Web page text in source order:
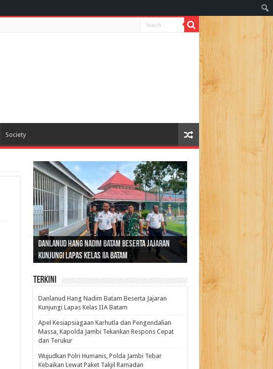
Society
Danlanud Hang Nadim Batam Beserta Jajaran
Kunjungi Lapas Kelas IIA Batam
Silaturahmi dan Reses Komite I DPD RI di Polda
Jambi Bahas Sinergitas Penanganan Narkotika
Gubernur Al Haris: Lomba Cerdas Cermat Sarana
Edukasi Pembentukan Karakter Generasi
Penerus
Gubernur Al Haris Dorong Koperasi Merah Putih
Cepat Beroperasi Agar Bisa Layani Masyarakat
Penuhi Kebutuhannya
Sosok Fenomenal yang Menggetarkan
Nusantara: Ratu Wangsa, Wanita Berkelas
dengan Pengaruh Internasional
Terkini
Danlanud Hang Nadim Batam Beserta Jajaran
Kunjungi Lapas Kelas IIA Batam
Apel Kesiapsiagaan Karhutla dan Pengendalian
Massa, Kapolda Jambi Tekankan Respons Cepat
dan Terukur
Wujudkan Polri Humanis, Polda Jambi Tebar
Kebaikan Lewat Paket Takjil Ramadan